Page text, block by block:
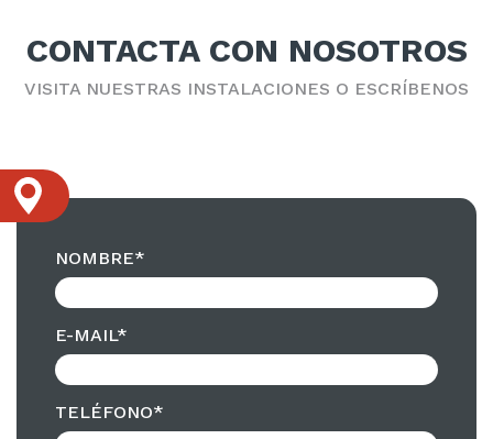
CONTACTA CON NOSOTROS
VISITA NUESTRAS INSTALACIONES O ESCRÍBENOS
NOMBRE*
E-MAIL*
TELÉFONO*